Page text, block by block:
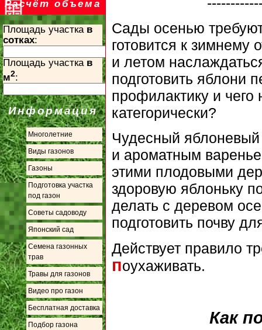
Расчёт объема
Площадь участка в
сотках:
Площадь участка в
м2:
Информация
Многолетние
Виды газонов
Газоны
Подготовка участка
под газон
Советы садоводу
Японский сад
Семена газонных
трав
Травы для газонов
Видео про газон
Бесплатная доставка
Подбор газона
Сады осенью
готовится к зимнему
и летом
подготовить яблони
профилактику и
категорически?
Чудесный
и ароматным
этими плодовыми
здоровую яблоньку
делать с деревом
подготовить почву
Действует правило
поухаживать.
Как